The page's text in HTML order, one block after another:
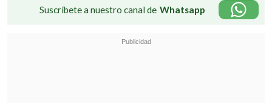
Suscríbete a nuestro canal de Whatsapp